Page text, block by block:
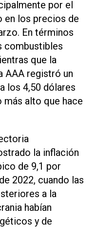
por el
en los precios de
En términos
combustibles
que la
AAA registró un
los 4,50 dólares
más alto que hace
la inflación
de 9,1 por
2022, cuando las
a la
habían
y de